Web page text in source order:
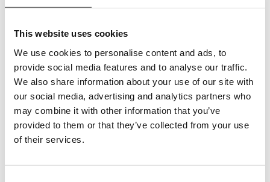
This website uses cookies
We use cookies to personalise content and ads, to
provide social media features and to analyse our traffic.
We also share information about your use of our site with
our social media, advertising and analytics partners who
may combine it with other information that you’ve
provided to them or that they’ve collected from your use
of their services.
Astfel cantitatea totala in bucati care se va comanda,
nr. de m2(metri patrati).
Depozitare
Depozitati cu atentie produsele pe o suprafata plana in
asteptarea intalarii. Lasati-le in asteptare timp de cel putin 24
de ore pentru a se aclimatiza, daca este cazul.